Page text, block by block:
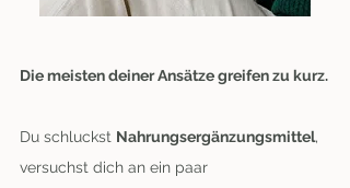
Die meisten deiner Ansätze greifen zu kurz.
Du schluckst Nahrungsergänzungsmittel,
versuchst dich an ein paar